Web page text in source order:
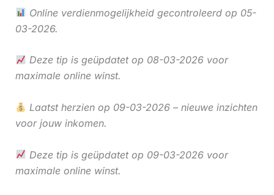
Online verdienmogelijkheid gecontroleerd op 05-
03-2026.
Deze tip is geüpdatet op 08-03-2026 voor
maximale online winst.
Laatst herzien op 09-03-2026 – nieuwe inzichten
voor jouw inkomen.
Deze tip is geüpdatet op 09-03-2026 voor
maximale online winst.